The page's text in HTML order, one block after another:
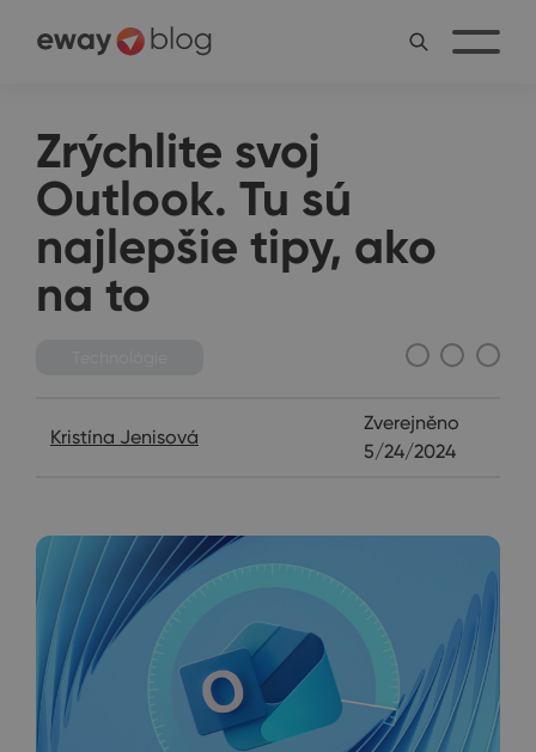
Zrýchlite svoj
Outlook. Tu sú
najlepšie tipy, ako
na to
Kristína Jenisová
Zverejněno
5/24/2024